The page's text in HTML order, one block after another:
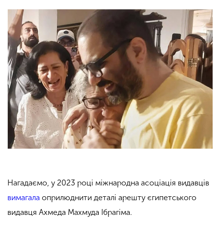
Нагадаємо, у 2023 році міжнародна асоціація видавців
вимагала оприлюднити деталі арешту єгипетського
видавця Ахмеда Махмуда Ібрагіма.